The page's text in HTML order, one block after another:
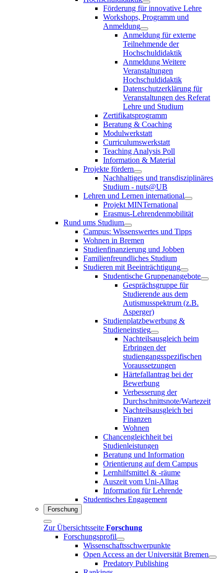
Förderung für innovative Lehre
Workshops, Programm und
Anmeldung
Anmeldung für externe
Teilnehmende der
Hochschuldidaktik
Anmeldung Weitere
Veranstaltungen
Hochschuldidaktik
Datenschutzerklärung für
Veranstaltungen des Referat
Lehre und Studium
Zertifikatsprogramm
Beratung & Coaching
Modulwerkstatt
Curriculumswerkstatt
Teaching Analysis Poll
Information & Material
Projekte fördern
Nachhaltiges und transdisziplinäres
Studium - nuts@UB
Lehren und Lernen international
Projekt MINTernational
Erasmus-Lehrendenmobilität
Rund ums Studium
Campus: Wissenswertes und Tipps
Wohnen in Bremen
Studienfinanzierung und Jobben
Familienfreundliches Studium
Studieren mit Beeinträchtigung
Studentische Gruppenangebote
Gesprächsgruppe für
Studierende aus dem
Autismusspektrum (z.B.
Asperger)
Studienplatzbewerbung &
Studieneinstieg
Nachteilsausgleich beim
Erbringen der
studiengangsspezifischen
Voraussetzungen
Härtefallantrag bei der
Bewerbung
Verbesserung der
Durchschnittsnote/Wartezeit
Nachteilsausgleich bei
Finanzen
Wohnen
Chancengleichheit bei
Studienleistungen
Beratung und Information
Orientierung auf dem Campus
Lernhilfsmittel & -räume
Auszeit vom Uni-Alltag
Information für Lehrende
Studentisches Engagement
Forschung
Zur Übersichtsseite Forschung
Forschungsprofil
Wissenschaftsschwerpunkte
Open Access an der Universität Bremen
Predatory Publishing